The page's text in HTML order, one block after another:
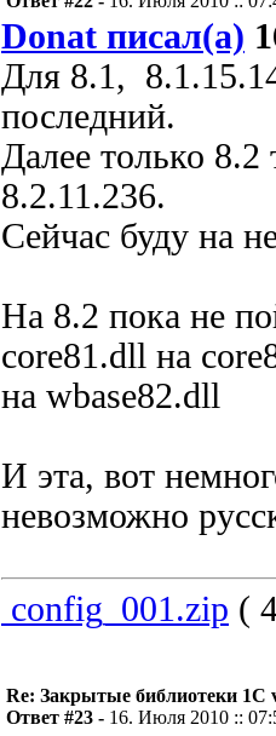
Donat писал(а)
Для 8.1,
последний.
Далее только
8.2.11.236.
Сейчас буду на
На 8.2 пока не
core81.dll на
на wbase82.dll
И эта, вот
невозможно
config_001.zip (
Re: Закрытые библиотеки 1С
Ответ #23 - 16. Июля 2010 ::